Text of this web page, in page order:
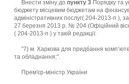
Внести зміну до пункту 3 Порядку та
бюджету місцевим бюджетам на
адміністративних послуг( 204-2013-п ),
27 березня 2013 р. № 204 (Офіційний
( 204-2013-п ) у такій редакції:
"7) м. Харкова для придбання
та обладнання;".
Прем'єр-міністр України